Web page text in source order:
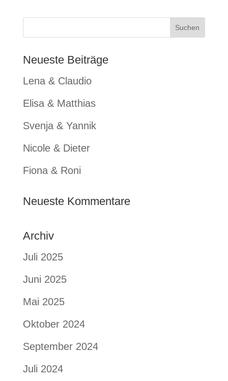
Neueste Beiträge
Lena & Claudio
Elisa & Matthias
Svenja & Yannik
Nicole & Dieter
Fiona & Roni
Neueste Kommentare
Archiv
Juli 2025
Juni 2025
Mai 2025
Oktober 2024
September 2024
Juli 2024